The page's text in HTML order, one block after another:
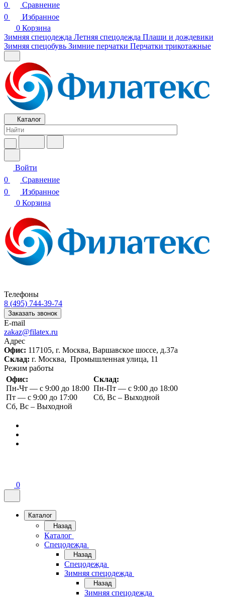
0
Сравнение
0
Избранное
0 Корзина
Зимняя спецодежда Летняя спецодежда Плащи и дождевики
Зимняя спецобувь Зимние перчатки Перчатки трикотажные
Каталог
Войти
0
Сравнение
0
Избранное
0 Корзина
Телефоны
8 (495) 744-39-74
Заказать звонок
E-mail
zakaz@filatex.ru
Адрес
Офис: 117105, г. Москва, Варшавское шоссе, д.37а
Склад: г. Москва, Промышленная улица, 11
Режим работы
Офис:
Пн-Чт — с 9:00 до 18:00
Пт — с 9:00 до 17:00
Сб, Вс – Выходной
Склад:
Пн-Пт — с 9:00 до 18:00
Сб, Вс – Выходной
0
Каталог
Назад
Каталог
Спецодежда
Назад
Спецодежда
Зимняя спецодежда
Назад
Зимняя спецодежда